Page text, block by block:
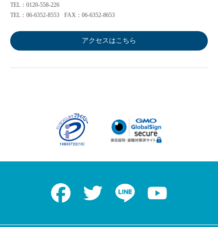
TEL：0120-558-226
TEL：06-6352-8553
FAX：06-6352-8653
アクセスはこちら
Facebook Twitter LINE